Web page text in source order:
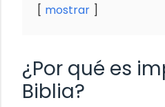
mostrar
¿Por qué es
Biblia?